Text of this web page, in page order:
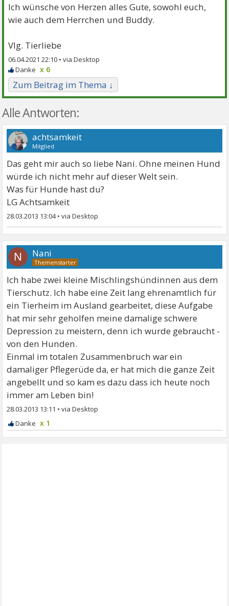
Ich wünsche von Herzen alles Gute, sowohl euch,
wie auch dem Herrchen und Buddy.
Vlg. Tierliebe
06.04.2021 22:10 •
x 6
Zum Beitrag im Thema ↓
Alle Antworten:
achtsamkeit
Mitglied
Das geht mir auch so liebe Nani. Ohne meinen Hund
würde ich nicht mehr auf dieser Welt sein.
Was für Hunde hast du?
LG Achtsamkeit
28.03.2013 13:04•
N Nani
Ich habe zwei kleine Mischlingshündinnen aus dem
Tierschutz. Ich habe eine Zeit lang ehrenamtlich für
ein Tierheim im Ausland gearbeitet, diese Aufgabe
hat mir sehr geholfen meine damalige schwere
Depression zu meistern, denn ich wurde gebraucht -
von den Hunden.
Einmal im totalen Zusammenbruch war ein
damaliger Pflegerüde da, er hat mich die ganze Zeit
angebellt und so kam es dazu dass ich heute noch
immer am Leben bin!
28.03.2013 13:11 •
x 1